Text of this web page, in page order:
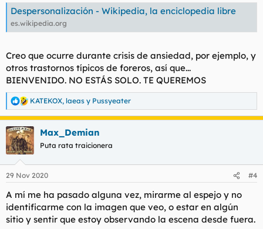
Despersonalización - Wikipedia, la enciclopedia libre
es.wikipedia.org
Creo que ocurre durante crisis de ansiedad, por ejemplo, y
otros trastornos típicos de foreros, así que...
BIENVENIDO. NO ESTÁS SOLO. TE QUEREMOS
R
e
a
c
c
i
e
:
KATEKOX, laeas y Pussyeater
Max_Demian
Puta rata traicionera
29 Nov 2020 #4
A mí me ha pasado alguna vez, mirarme al espejo y no
identificarme con la imagen que veo, o estar en algún
sitio y sentir que estoy observando la escena desde fuera.